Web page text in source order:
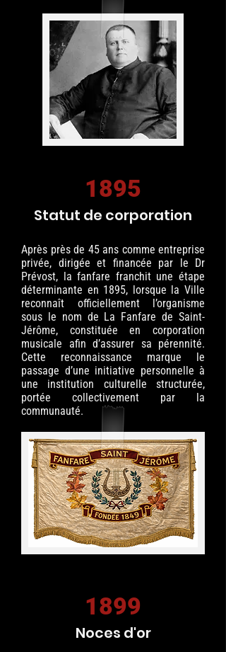
1895
Statut de corporation
Après près de 45 ans comme entreprise
privée, dirigée et financée par le Dr
Prévost, la fanfare franchit une étape
déterminante en 1895, lorsque la Ville
reconnaît officiellement l’organisme
sous le nom de La Fanfare de Saint-
Jérôme, constituée en corporation
musicale afin d’assurer sa pérennité.
Cette reconnaissance marque le
passage d’une initiative personnelle à
une institution culturelle structurée,
portée collectivement par la
communauté.
1899
Noces d'or